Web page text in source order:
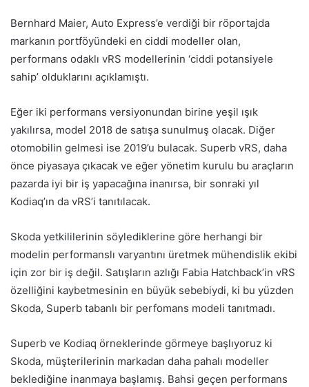
Bernhard Maier, Auto Express’e verdiği bir röportajda
markanın portföyündeki en ciddi modeller olan,
performans odaklı vRS modellerinin ‘ciddi potansiyele
sahip’ olduklarını açıklamıştı.
Eğer iki performans versiyonundan birine yeşil ışık
yakılırsa, model 2018 de satışa sunulmuş olacak. Diğer
otomobilin gelmesi ise 2019’u bulacak. Superb vRS, daha
önce piyasaya çıkacak ve eğer yönetim kurulu bu araçların
pazarda iyi bir iş yapacağına inanırsa, bir sonraki yıl
Kodiaq’ın da vRS’i tanıtılacak.
Skoda yetkililerinin söylediklerine göre herhangi bir
modelin performanslı varyantını üretmek mühendislik ekibi
için zor bir iş değil. Satışların azlığı Fabia Hatchback’in vRS
özelliğini kaybetmesinin en büyük sebebiydi, ki bu yüzden
Skoda, Superb tabanlı bir perfomans modeli tanıtmadı.
Superb ve Kodiaq örneklerinde görmeye başlıyoruz ki
Skoda, müşterilerinin markadan daha pahalı modeller
beklediğine inanmaya başlamış. Bahsi geçen performans